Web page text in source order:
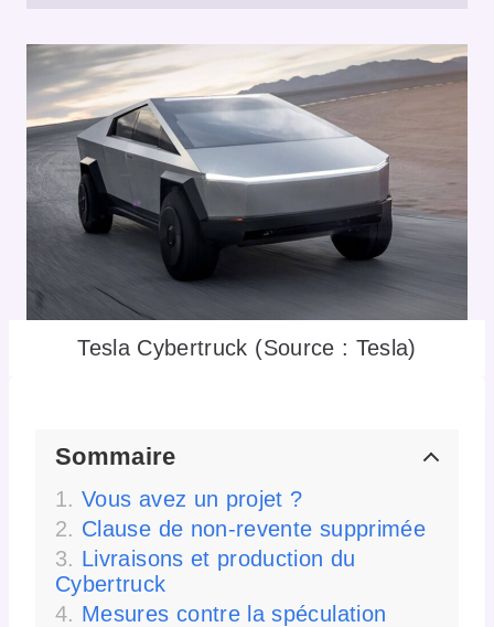
Tesla Cybertruck (Source : Tesla)
Sommaire
Vous avez un projet ?
Clause de non-revente supprimée
Livraisons et production du
Cybertruck
Mesures contre la spéculation